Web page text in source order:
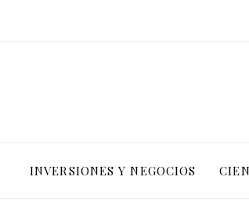
INVERSIONES Y NEGOCIOS